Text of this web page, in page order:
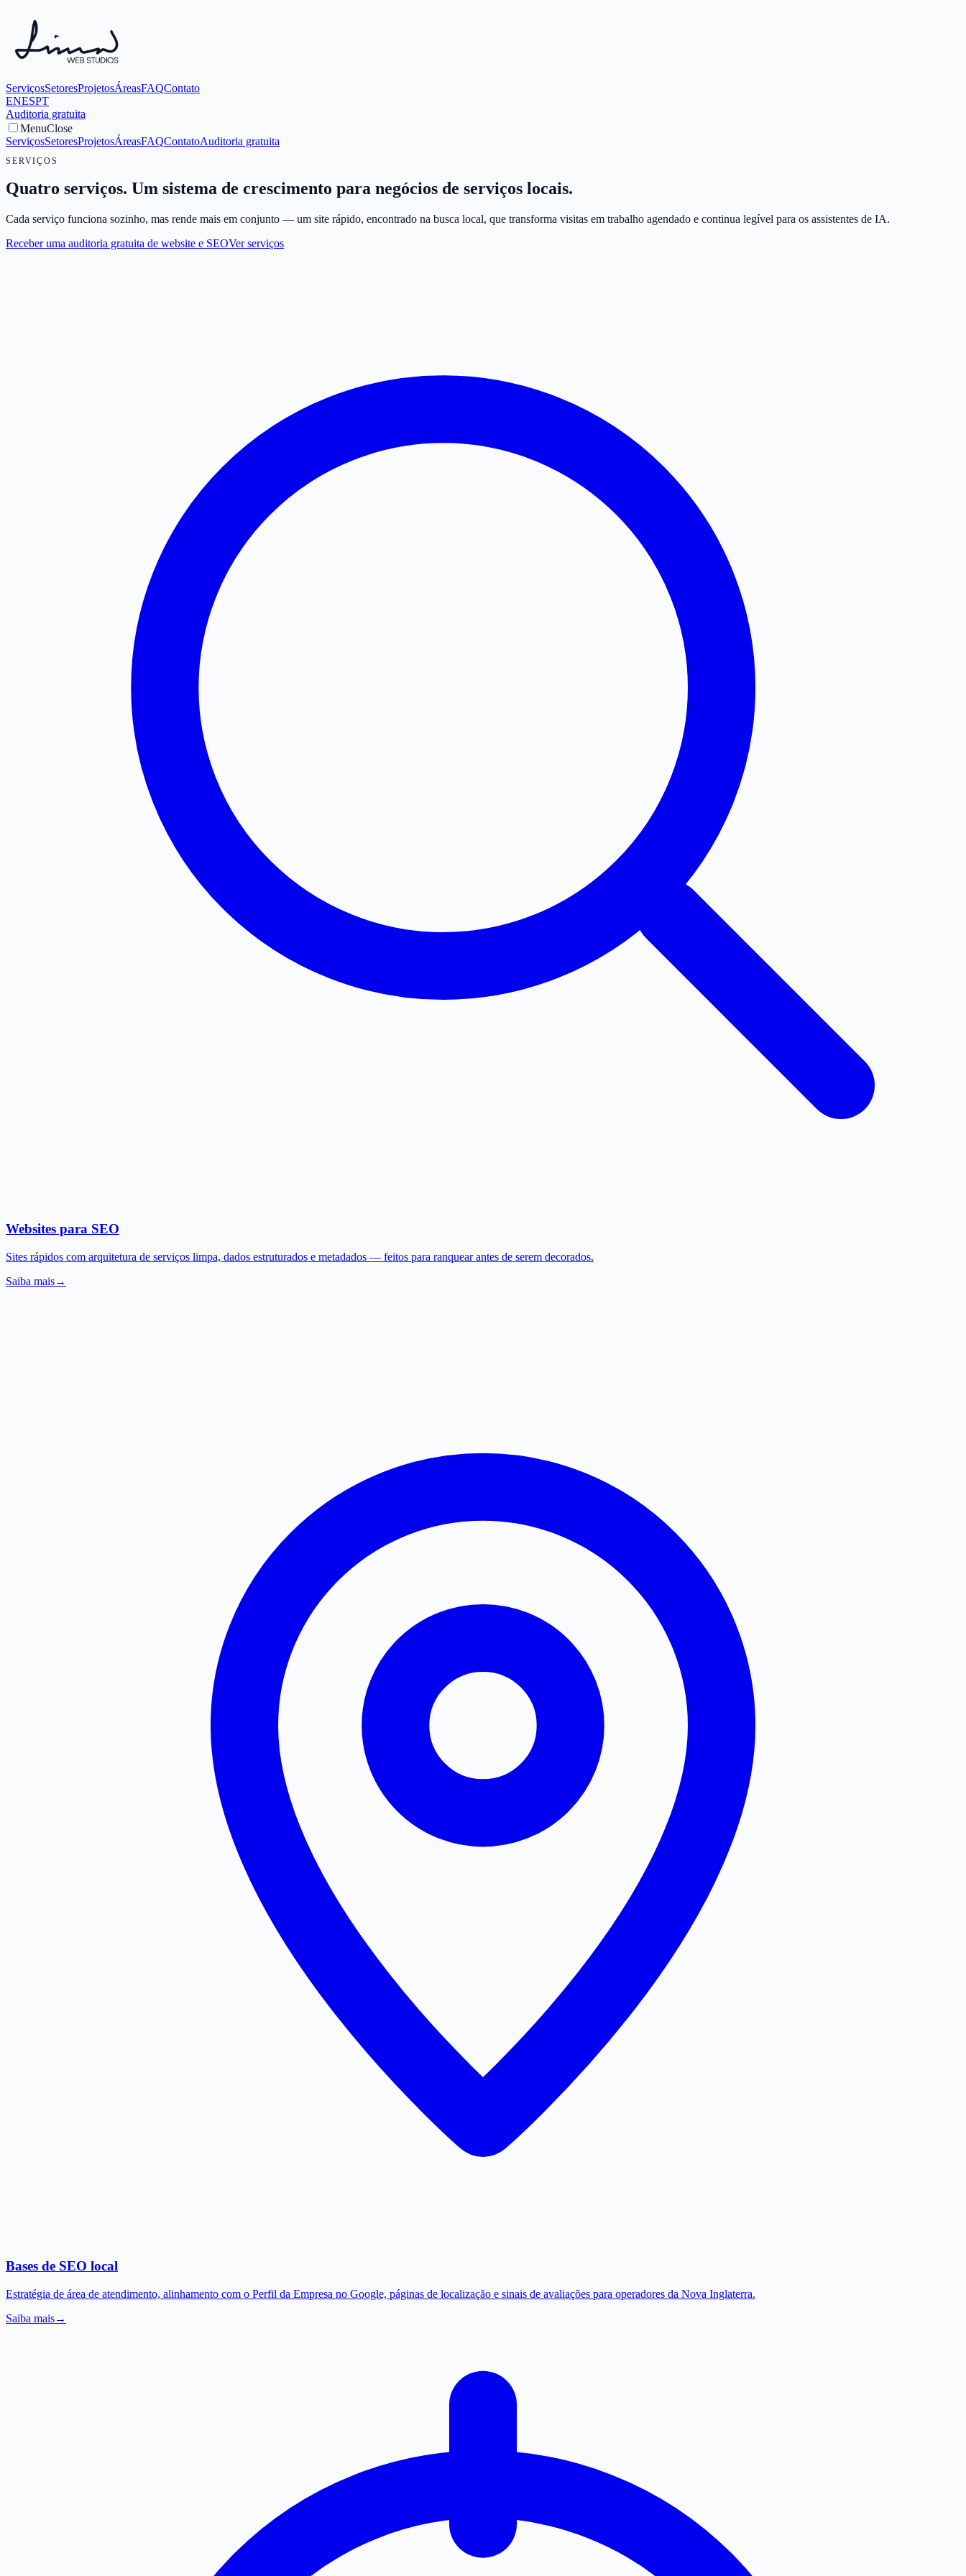
ServiçosSetoresProjetosÁreasFAQContato
ENESPT
Auditoria gratuita
MenuClose
ServiçosSetoresProjetosÁreasFAQContatoAuditoria gratuita
SERVIÇOS
Quatro serviços. Um sistema de crescimento para negócios de serviços locais.
Cada serviço funciona sozinho, mas rende mais em conjunto — um site rápido, encontrado na busca local, que transforma visitas em trabalho agendado e continua legível para os assistentes de IA.
Receber uma auditoria gratuita de website e SEOVer serviços
Websites para SEO
Sites rápidos com arquitetura de serviços limpa, dados estruturados e metadados — feitos para ranquear antes de serem decorados.
Saiba mais→
Bases de SEO local
Estratégia de área de atendimento, alinhamento com o Perfil da Empresa no Google, páginas de localização e sinais de avaliações para operadores da Nova Inglaterra.
Saiba mais→